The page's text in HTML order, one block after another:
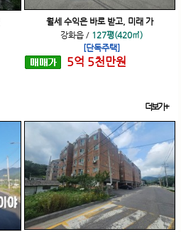
월세 수익은 바로 받고, 미래 가
강화읍 / 127평(420㎡)
[단독주택]
5억 5천만원
더보기+